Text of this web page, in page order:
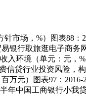
场，%）图表88：
银行取旅逛电子商务
入环境（单元：元，
信贷行业投资风险，
万元）图表97：
年中国工商银行小我